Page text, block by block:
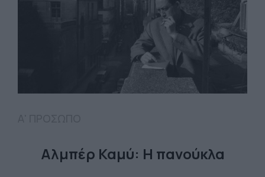
Αλμπέρ Καμύ: Η πανούκλα